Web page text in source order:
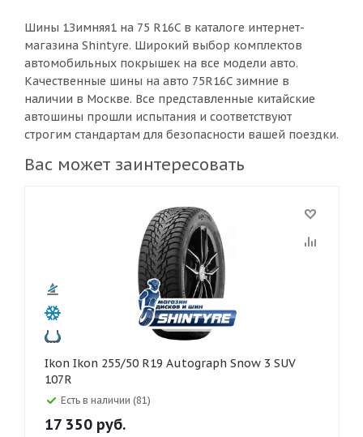
Шины 1Зимняя1 на 75 R16C в каталоге интернет-
магазина Shintyre. Широкий выбор комплектов
автомобильных покрышек на все модели авто.
Качественные шины на авто 75R16C зимние в
наличии в Москве. Все представленные китайские
автошины прошли испытания и соответствуют
строгим стандартам для безопасности вашей поездки.
Вас может заинтересовать
Ikon Ikon 255/50 R19 Autograph Snow 3 SUV
107R
Есть в наличии (81)
17 350 руб.